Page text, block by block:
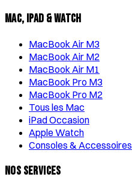
Mac, iPad & Watch
MacBook Air M3
MacBook Air M2
MacBook Air M1
MacBook Pro M3
MacBook Pro M2
Tous les Mac
iPad Occasion
Apple Watch
Consoles & Accessoires
Nos Services